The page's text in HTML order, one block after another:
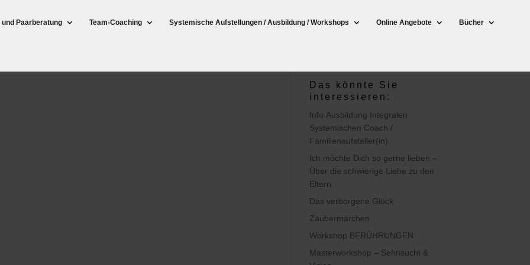
und Paarberatung Team-Coaching Systemische Aufstellungen / Ausbildung / Workshops Online Angebote Bücher
Das könnte Sie
interessieren:
Info Ausbildung Integralen
Systemischen Coach /
Familienaufsteller(in)
Ich möchte Dich so gerne lieben –
Über die schwierige Liebe zu den
Eltern
Das verborgene Glück
Zaubermärchen
Workshop BERÜHRUNGEN
Masterworkshop – Sehnsucht &